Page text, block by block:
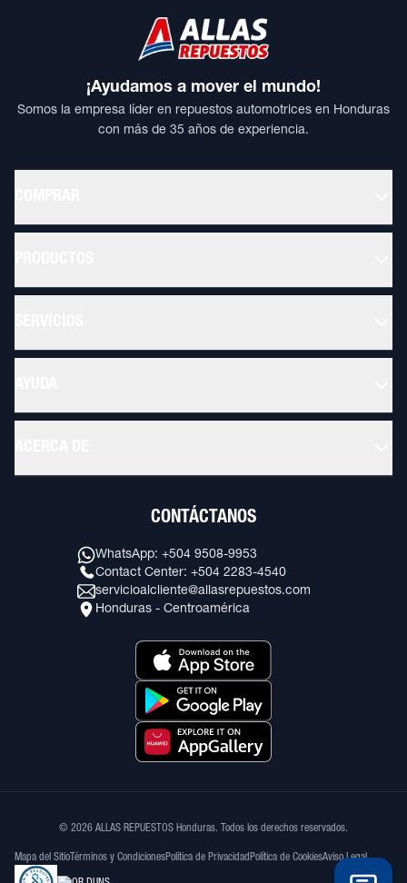
¡Ayudamos a mover el mundo!
Somos la empresa líder en repuestos automotrices en Honduras
con más de 35 años de experiencia.
CONTÁCTANOS
WhatsApp: +504 9508-9953
Contact Center: +504 2283-4540
servicioalcliente@allasrepuestos.com
Honduras - Centroamérica
© 2026 ALLAS REPUESTOS Honduras. Todos los derechos reservados.
Mapa del Sitio Términos y CondicionesPolítica de Privacidad Política de CookiesAviso Legal